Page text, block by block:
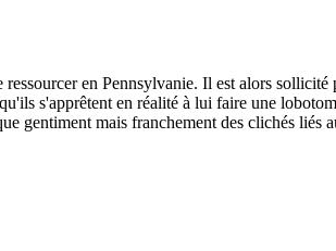
en Pennsylvanie. Il est alors
s'apprêtent en réalité à lui faire une
gentiment mais franchement des clichés liés